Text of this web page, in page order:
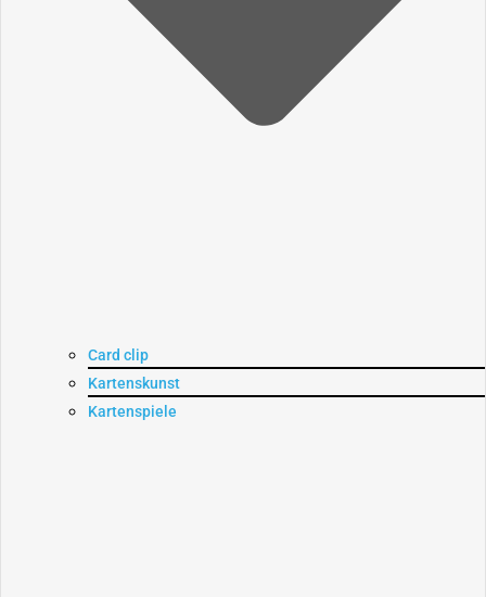
Card clip
Kartenskunst
Kartenspiele